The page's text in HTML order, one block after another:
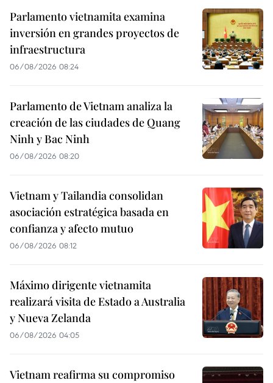
Parlamento vietnamita examina
inversión en grandes proyectos de
infraestructura
06/08/2026 08:24
Parlamento de Vietnam analiza la
creación de las ciudades de Quang
Ninh y Bac Ninh
06/08/2026 08:20
Vietnam y Tailandia consolidan
asociación estratégica basada en
confianza y afecto mutuo
06/08/2026 08:12
Máximo dirigente vietnamita
realizará visita de Estado a Australia
y Nueva Zelanda
06/08/2026 04:05
Vietnam reafirma su compromiso